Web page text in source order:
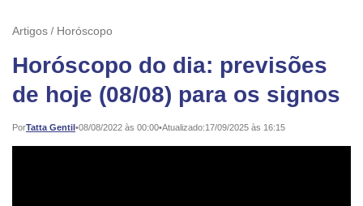
Artigos Horóscopo
Horóscopo do dia: previsões
de hoje (08/08) para os signos
PorTatta Gentil•
Publicado: 08/08/2022 às 00:00•Atualizado:17/09/2025 às 16:15